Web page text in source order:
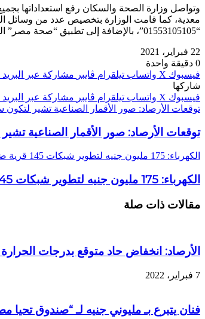
وتواصل وزارة الصحة والسكان رفع استعداداتها
“01553105105”، بالإضافة إلى تطبيق “صحة مصر” المتاح على الهواتف .
22 فبراير، 2021
0 دقيقة واحدة
فيسبوك ‫X واتساب تيلقرام ڤايبر مشاركة عبر البريد
شاركها
فيسبوك ‫X واتساب تيلقرام ڤايبر مشاركة عبر البريد
توقعات الأرصاد: صور الأقمار الصناعية تشير
توقعات الأرصاد: صور الأقمار الصناعية
الكهرباء: 175 مليون جنيه لتطوير شبكات 145 قرية ضمن مبادرة حياة كريمة
الكهرباء: 175 مليون جنيه لتطوير شبكات 145 قرية ضمن مبادرة حياة كريمة
مقالات ذات صلة
الأرصاد: انخفاض حاد متوقع بدرجات الحرارة
7 فبراير، 2022
فنان يتبرع بـ مليوني جنيه لـ “صندوق تحيا